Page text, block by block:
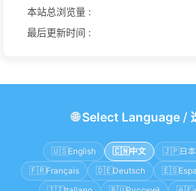
本站总浏览量 :
最后更新时间 :
🌐Select Language/
🇺🇸English 🇨🇳 中文 🇯🇵日
🇫🇷Français 🇩🇪Deutsch 🇪🇸